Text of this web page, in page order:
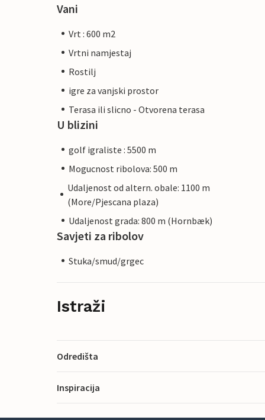
Vani
Vrt : 600 m2
Vrtni namjestaj
Rostilj
igre za vanjski prostor
Terasa ili slicno - Otvorena terasa
U blizini
golf igraliste : 5500 m
Mogucnost ribolova: 500 m
Udaljenost od altern. obale: 1100 m
(More/Pjescana plaza)
Udaljenost grada: 800 m (Hornbæk)
Savjeti za ribolov
Stuka/smud/grgec
Istraži
Odredišta
Inspiracija